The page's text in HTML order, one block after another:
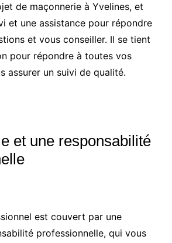
de maçonnerie à Yvelines, et
et une assistance pour répondre
et vous conseiller. Il se tient
pour répondre à toutes vos
assurer un suivi de qualité.
et une responsabilité
est couvert par une
professionnelle, qui vous